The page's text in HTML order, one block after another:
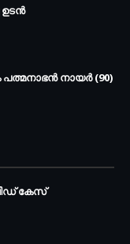
ഉടന്‍
നായര്‍ (90)
കേസ്